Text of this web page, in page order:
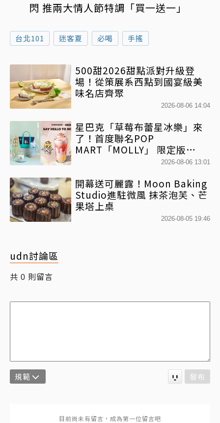
閃 推兩大情人節特調「買一送一」
台北101 迷客夏 必喝 手搖
500甜2026甜點派對升級登
場！從策展系西點到國宴級美
味名店齊聚
2026-08-06 14:04
星巴克「草莓布蕾星冰樂」來
了！首度聯名POP
MART「MOLLY」 限定版
「MOLLYｘBearista小熊杯」
2026-08-06 13:01
開幕送可麗露！Moon Baking
Studio進駐微風 抹茶泡芙、芒
果塔上桌
2026-08-05 19:46
udn討論區
共 0 則留言
規範 發布